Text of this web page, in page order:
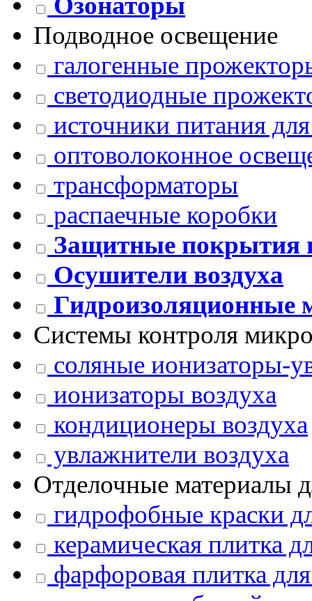
Подводное освещение
галогенные
светодиодные
источники питания
оптоволоконное
трансформаторы
распаечные коробки
Защитные покрытия
Осушители воздуха
Гидроизоляционные
Системы контроля
соляные ионизаторы-
ионизаторы воздуха
кондиционеры воздуха
увлажнители воздуха
Отделочные материалы
гидрофобные краски
керамическая плитка
фарфоровая плитка